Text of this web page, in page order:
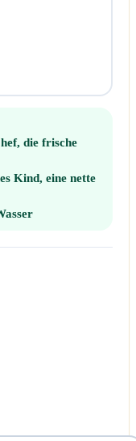
die frische
Kind, eine nette